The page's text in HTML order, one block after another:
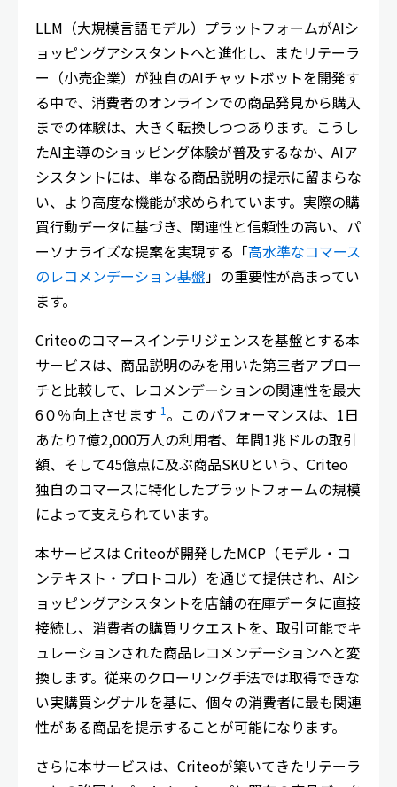
LLM（大規模言語モデル）プラットフォームがAIシ
ョッピングアシスタントへと進化し、またリテーラ
ー（小売企業）が独自のAIチャットボットを開発す
る中で、消費者のオンラインでの商品発見から購入
までの体験は、大きく転換しつつあります。こうし
たAI主導のショッピング体験が普及するなか、AIア
シスタントには、単なる商品説明の提示に留まらな
い、より高度な機能が求められています。実際の購
買行動データに基づき、関連性と信頼性の高い、パ
ーソナライズな提案を実現する「高水準なコマース
のレコメンデーション基盤」の重要性が高まってい
ます。
Criteoのコマースインテリジェンスを基盤とする本
サービスは、商品説明のみを用いた第三者アプロー
チと比較して、レコメンデーションの関連性を最大
6０％向上させます 1 。このパフォーマンスは、1日
あたり7億2,000万人の利用者、年間1兆ドルの取引
額、そして45億点に及ぶ商品SKUという、Criteo
独自のコマースに特化したプラットフォームの規模
によって支えられています。
本サービスは Criteoが開発したMCP（モデル・コ
ンテキスト・プロトコル）を通じて提供され、AIシ
ョッピングアシスタントを店舗の在庫データに直接
接続し、消費者の購買リクエストを、取引可能でキ
ュレーションされた商品レコメンデーションへと変
換します。従来のクローリング手法では取得できな
い実購買シグナルを基に、個々の消費者に最も関連
性がある商品を提示することが可能になります。
さらに本サービスは、Criteoが築いてきたリテーラ